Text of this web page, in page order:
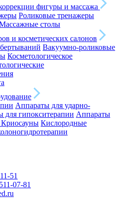
фигуры и массажа
Роликовые тренажеры
столы
и косметических салонов
Вакуумно-роликовые
Косметологическое
Аппараты для ударно-
для гипокситерапии Аппараты
Криосауны Кислородные
51
07-81